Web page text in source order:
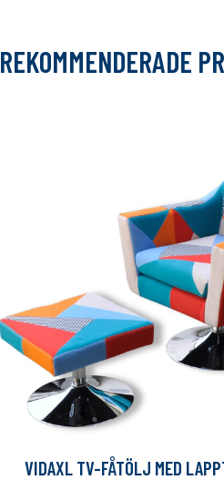
REKOMMENDERADE
VIDAXL TV-FÅTÖLJ MED